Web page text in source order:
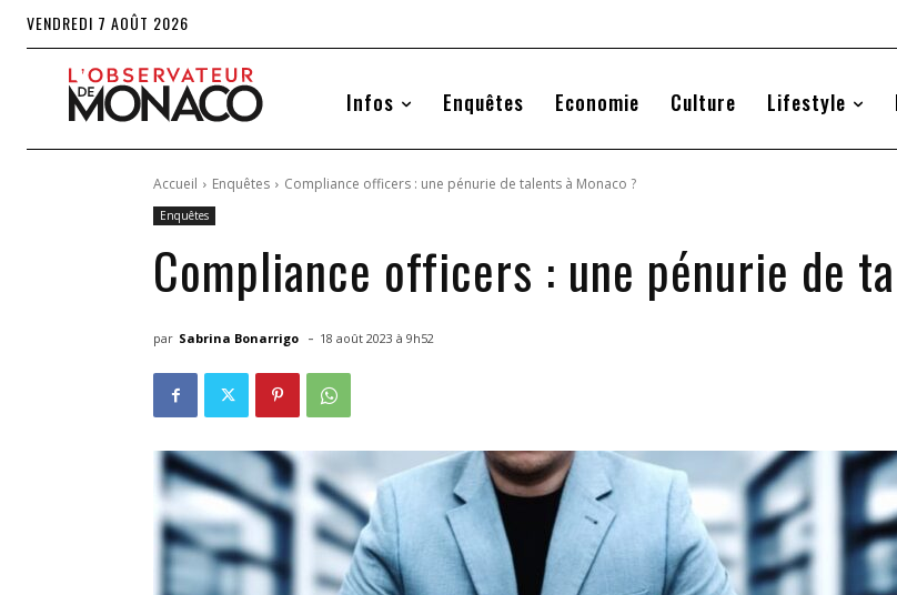
VENDREDI 7 AOÛT 2026
Infos Enquêtes Economie Culture Lifestyle
Accueil Enquêtes Compliance officers : une pénurie de talents à Monaco ?
Enquêtes
Compliance officers : une pénurie de
par Sabrina Bonarrigo - 18 août 2023 à 9h52